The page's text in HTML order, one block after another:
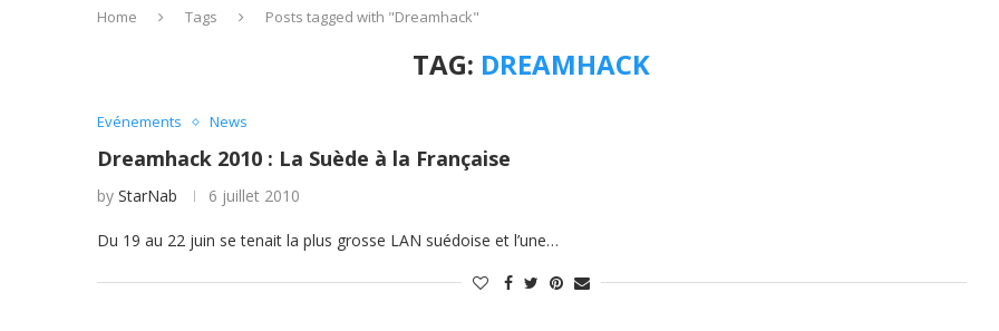
Home Tags Posts tagged with "Dreamhack"
TAG: DREAMHACK
Evénements News
Dreamhack 2010 : La Suède à la Française
by StarNab 6 juillet 2010
Du 19 au 22 juin se tenait la plus grosse LAN suédoise et l’une…